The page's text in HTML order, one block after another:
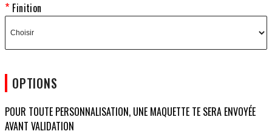
Finition
OPTIONS
POUR TOUTE PERSONNALISATION, UNE MAQUETTE TE SERA ENVOYÉE
AVANT VALIDATION